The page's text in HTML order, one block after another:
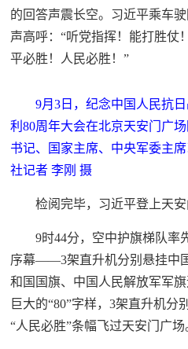
的回答声震长空。习近平乘车
声高呼：“听党指挥！能打胜仗
平必胜！人民必胜！”
9月3日，纪念中国人民抗
利80周年大会在北京天安门广
书记、国家主席、中央军委主
社记者 李刚 摄
检阅完毕，习近平登上天安
9时44分，空中护旗梯队率
序幕——3架直升机分别悬挂中
和国国旗、中国人民解放军军
巨大的“80”字样，3架直升机分
“人民必胜”条幅飞过天安门广场